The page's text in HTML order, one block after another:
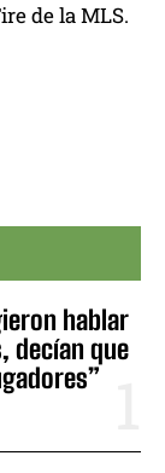
hablar
decían que
de la MLS.